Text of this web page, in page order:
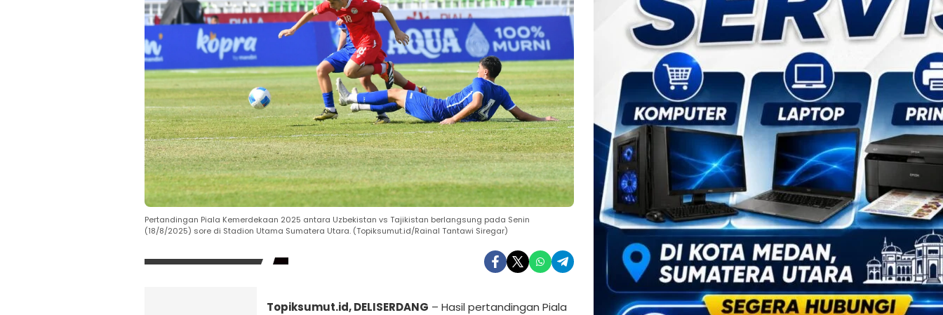
Pertandingan Piala Kemerdekaan 2025 antara Uzbekistan vs Tajikistan berlangsung pada Senin
(18/8/2025) sore di Stadion Utama Sumatera Utara. (Topiksumut.id/Rainal Tantawi Siregar)
Topiksumut.id, DELISERDANG – Hasil pertandingan Piala